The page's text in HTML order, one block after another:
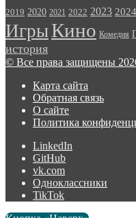
2019 2020 2021 2022 2023 2024
ИгрыКино Комедия
история
© Все права защищены
Карта сайта
Обратная связь
О сайте
Политика
LinkedIn
GitHub
vk.com
Одноклассники
TikTok